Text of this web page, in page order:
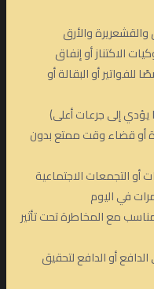
والقشعريرة والأرق
الاكتناز أو إنفاق
أو البقالة أو
يؤدي إلى جرعات أعلى)
أو قضاء وقت ممتع بدون
أو التجمعات الاجتماعية
في اليوم
مع المخاطرة تحت تأثير
أو الدافع لتحقيق